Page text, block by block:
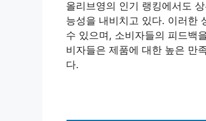
올리브영의 인기 랭킹에서도
능성을 내비치고 있다. 이러한
수 있으며, 소비자들의 피드백
비자들은 제품에 대한 높은 만
다.